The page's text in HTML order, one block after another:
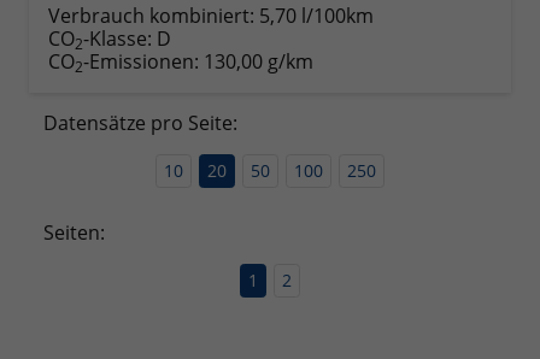
Verbrauch kombiniert: 5,70 l/100km
CO2-Klasse: D
CO2-Emissionen: 130,00 g/km
Datensätze pro Seite:
10 20 50 100 250
Seiten:
1 2